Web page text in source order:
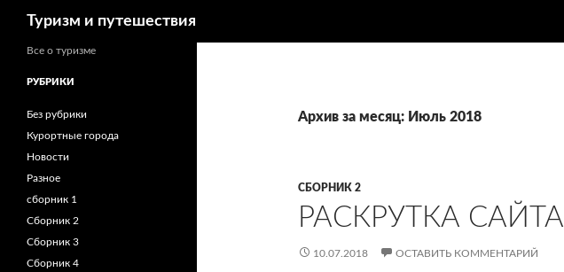
Туризм и путешествия
Архив за месяц: Июль 2018
СБОРНИК 2
РАСКРУТКА САЙТА
10.07.2018 ОСТАВИТЬ КОММЕНТАРИЙ
Все о туризме
РУБРИКИ
Без рубрики
Курортные города
Новости
Разное
сборник 1
Сборник 2
Сборник 3
Сборник 4